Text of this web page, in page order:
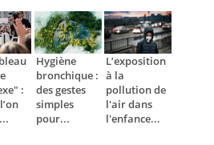
:
Hygiène
bronchique :
des gestes
simples
pour...
L’exposition
à la
pollution de
l'air dans
l'enfance...